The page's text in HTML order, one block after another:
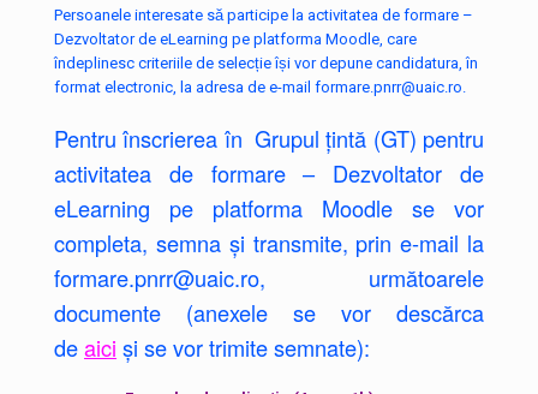
Persoanele interesate să participe la activitatea de formare –
Dezvoltator de eLearning pe platforma Moodle, care
îndeplinesc criteriile de selecție își vor depune candidatura, în
format electronic, la adresa de e-mail formare.pnrr@uaic.ro.
Pentru înscrierea în Grupul țintă (GT) pentru
activitatea de formare – Dezvoltator de
eLearning pe platforma Moodle se vor
completa, semna și transmite, prin e-mail la
formare.pnrr@uaic.ro, următoarele
documente (anexele se vor descărca
deaici și se vor trimite semnate):